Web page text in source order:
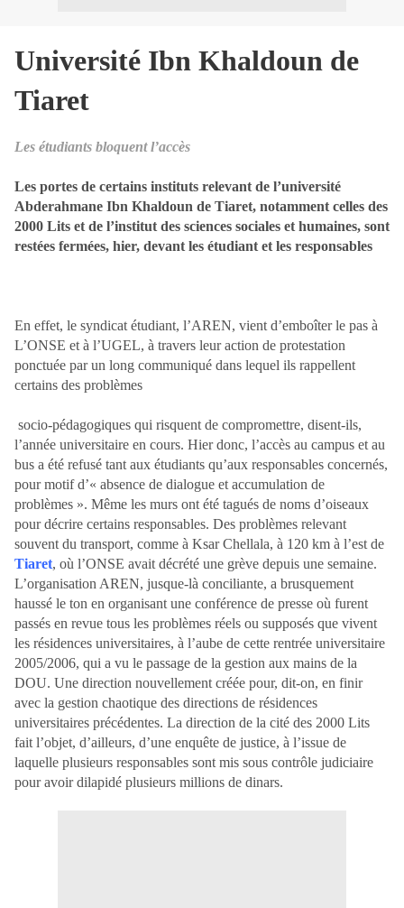
Université Ibn Khaldoun de
Tiaret
Les étudiants bloquent l’accès
Les portes de certains instituts relevant de l’université
Abderahmane Ibn Khaldoun de Tiaret, notamment celles des
2000 Lits et de l’institut des sciences sociales et humaines, sont
restées fermées, hier, devant les étudiant et les responsables
En effet, le syndicat étudiant, l’AREN, vient d’emboîter le pas à
L’ONSE et à l’UGEL, à travers leur action de protestation
ponctuée par un long communiqué dans lequel ils rappellent
certains des problèmes
socio-pédagogiques qui risquent de compromettre, disent-ils,
l’année universitaire en cours. Hier donc, l’accès au campus et au
bus a été refusé tant aux étudiants qu’aux responsables concernés,
pour motif d’« absence de dialogue et accumulation de
problèmes ». Même les murs ont été tagués de noms d’oiseaux
pour décrire certains responsables. Des problèmes relevant
souvent du transport, comme à Ksar Chellala, à 120 km à l’est de
Tiaret, où l’ONSE avait décrété une grève depuis une semaine.
L’organisation AREN, jusque-là conciliante, a brusquement
haussé le ton en organisant une conférence de presse où furent
passés en revue tous les problèmes réels ou supposés que vivent
les résidences universitaires, à l’aube de cette rentrée universitaire
2005/2006, qui a vu le passage de la gestion aux mains de la
DOU. Une direction nouvellement créée pour, dit-on, en finir
avec la gestion chaotique des directions de résidences
universitaires précédentes. La direction de la cité des 2000 Lits
fait l’objet, d’ailleurs, d’une enquête de justice, à l’issue de
laquelle plusieurs responsables sont mis sous contrôle judiciaire
pour avoir dilapidé plusieurs millions de dinars.